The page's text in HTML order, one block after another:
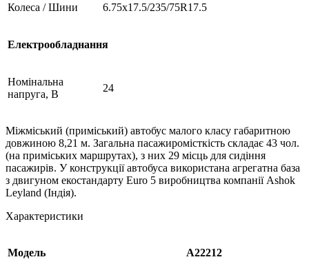
Колеса / Шини 6.75х17.5/235/75R17.5
Електрообладнання
Номінальна
напруга, В
24
Міжміський (приміський) автобус малого класу габаритною
довжиною 8,21 м. Загальна пасажиромісткість складає 43 чол.
(на приміських маршрутах), з них 29 місць для сидіння
пасажирів. У конструкції автобуса використана агрегатна база
з двигуном екостандарту Euro 5 виробництва компанії Ashok
Leyland (Індія).
Характеристики
Модель А22212